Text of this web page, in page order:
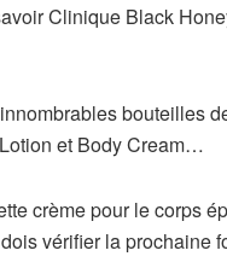
Clinique Black
bouteilles
et Body Cream…
crème pour le corps
vérifier la prochaine